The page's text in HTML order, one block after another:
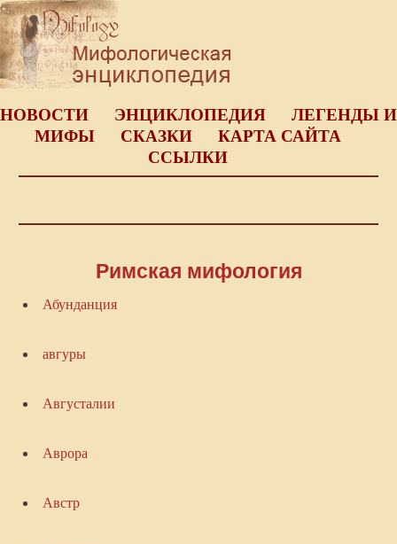
НОВОСТИ ЭНЦИКЛОПЕДИЯ
ЛЕГЕНДЫ И
МИФЫ
СКАЗКИ
КАРТА САЙТА
ССЫЛКИ
Римская мифология
Абунданция
авгуры
Августалии
Аврора
Австр